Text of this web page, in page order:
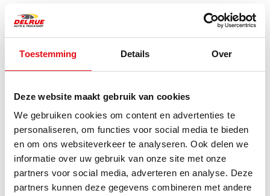
Toestemming Details Over
Deze website maakt gebruik van cookies
We gebruiken cookies om content en advertenties te
personaliseren, om functies voor social media te bieden
en om ons websiteverkeer te analyseren. Ook delen we
informatie over uw gebruik van onze site met onze
partners voor social media, adverteren en analyse. Deze
partners kunnen deze gegevens combineren met andere
Aansluitset claxon
Ref.: 03381417
26,55 EUR incl. btw
Achteruitkijkspiegel cover
MP4
125,01 EURincl.
btw